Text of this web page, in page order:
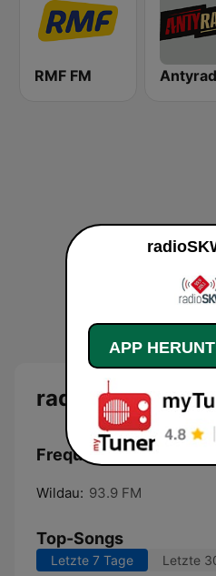
RMF FM
radioSKW Live
Frequenzen radioSKW:
Wildau: 93.9 FM
Top-Songs
Letzte 7 Tage Letzte
APP